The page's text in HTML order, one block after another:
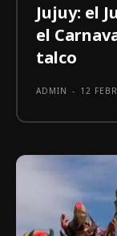
Jujuy: el
el
talco
ADMIN - 12